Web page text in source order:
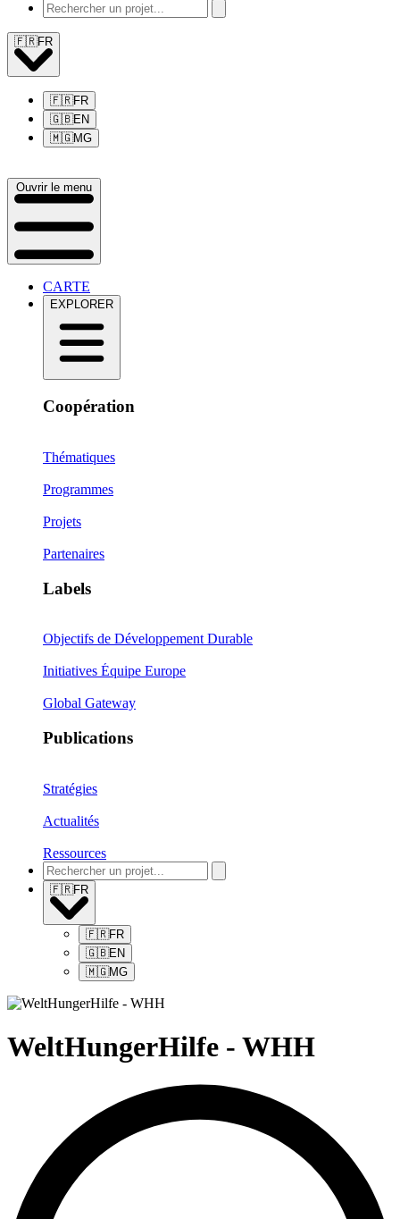
🇫🇷FR
🇫🇷FR
🇬🇧EN
🇲🇬MG
Ouvrir le menu
CARTE
EXPLORER
Coopération
Thématiques
Programmes
Projets
Partenaires
Labels
Objectifs de Développement Durable
Initiatives Équipe Europe
Global Gateway
Publications
Stratégies
Actualités
Ressources
🇫🇷FR
🇫🇷FR
🇬🇧EN
🇲🇬MG
WeltHungerHilfe - WHH